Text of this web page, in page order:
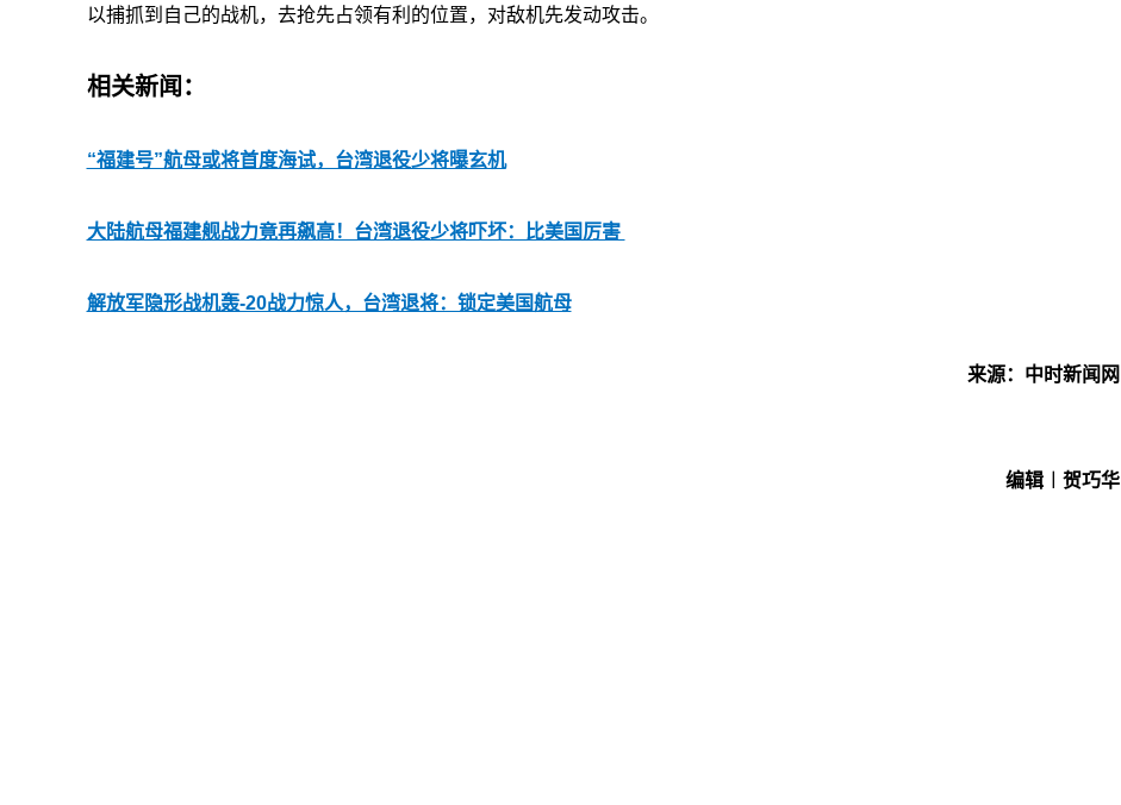
以捕抓到自己的战机，去抢先占领有利的位置，对敌机先发动攻击。
相关新闻：
“福建号”航母或将首度海试，台湾退役少将曝玄机
大陆航母福建舰战力竟再飙高！台湾退役少将吓坏：比美国厉害
解放军隐形战机轰-20战力惊人，台湾退将：锁定美国航母
来源：中时新闻网
编辑︱贺巧华